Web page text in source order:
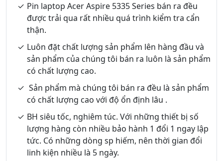
Pin laptop Acer Aspire 5335 Series bán ra đều
được trải qua rất nhiều quá trình kiểm tra cẩn
thận.
Luôn đặt chất lượng sản phẩm lên hàng đầu và
sản phẩm của chúng tôi bán ra luôn là sản phẩm
có chất lượng cao.
Sản phẩm mà chúng tôi bán ra đều là sản phẩm
có chất lượng cao với độ ổn định lâu .
BH siêu tốc, nghiêm túc. Với những thiết bị số
lượng hàng còn nhiều bảo hành 1 đổi 1 ngay lập
tức. Có những dòng sp hiếm, nên thời gian đổi
linh kiện nhiều là 5 ngày.